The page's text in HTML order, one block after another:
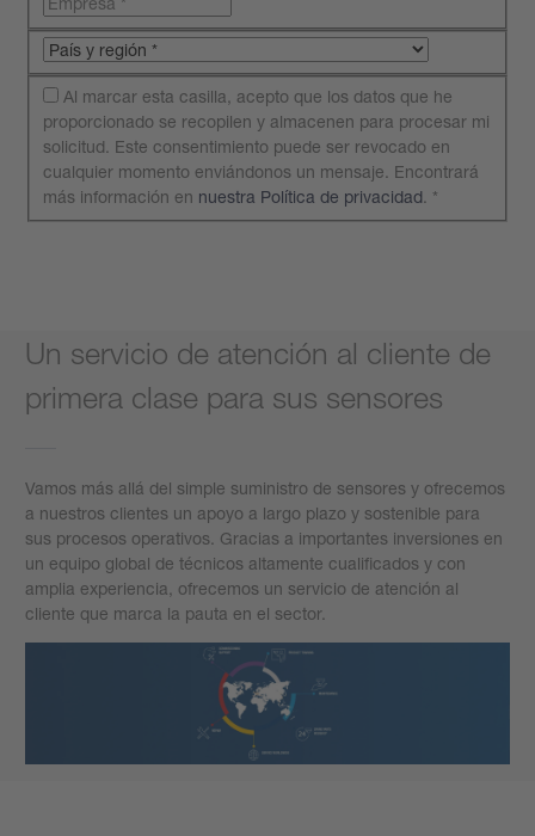
Al marcar esta casilla, acepto que los datos que he
proporcionado se recopilen y almacenen para procesar mi
solicitud. Este consentimiento puede ser revocado en
cualquier momento enviándonos un mensaje. Encontrará
más información en nuestra Política de privacidad. *
Un servicio de atención al cliente de
primera clase para sus sensores
Vamos más allá del simple suministro de sensores y ofrecemos
a nuestros clientes un apoyo a largo plazo y sostenible para
sus procesos operativos. Gracias a importantes inversiones en
un equipo global de técnicos altamente cualificados y con
amplia experiencia, ofrecemos un servicio de atención al
cliente que marca la pauta en el sector.